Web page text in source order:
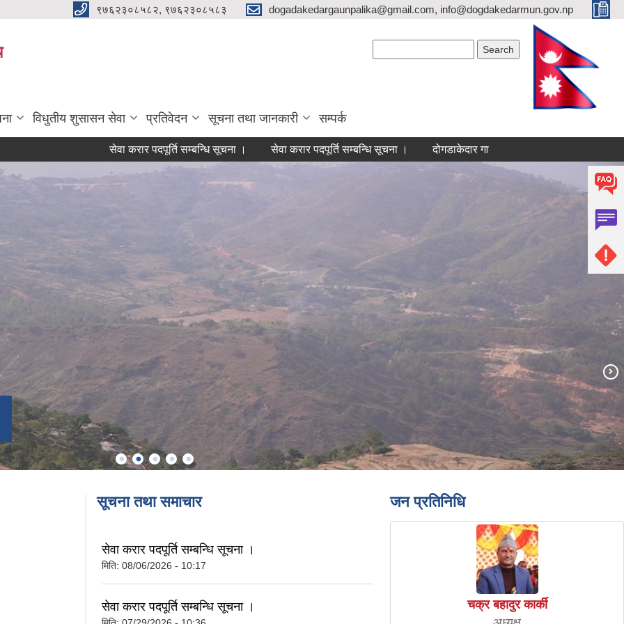
९७६२३०८५८२, ९७६२३०८५८३ dogadakedargaunpalika@gmail.com, info@dogdakedarmun.gov.np
विधुतीय शुसासन सेवा प्रतिवेदन सूचना तथा जानकारी सम्पर्क
सेवा करार पदपूर्ति सम्बन्धि सूचना । सेवा करार पदपूर्ति सम्बन्धि सूचना । दोगडाकेदार गाउँपालिकाको आर्थीक ऐन २०८३
सूचना तथा समाचार
सेवा करार पदपूर्ति सम्बन्धि सूचना ।
मिति: 08/06/2026 - 10:17
सेवा करार पदपूर्ति सम्बन्धि सूचना ।
जन प्रतिनिधि
चक्र बहादुर कार्की